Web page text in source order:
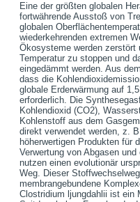
Eine der größten globalen
fortwährende Ausstoß von
globalen
wiederkehrenden extremen
Ökosysteme werden zerstört
Temperatur zu stoppen und
eingedämmt werden. Aus
dass die
globale Erderwärmung auf
erforderlich. Die
Kohlendioxid (CO2),
Kohlenstoff aus dem
direkt verwendet werden, z.
höherwertigen Produkten für
Verwertung von Abgasen
nutzen einen evolutionär
Weg. Dieser
membrangebundene
Clostridium ljungdahlii ist ein